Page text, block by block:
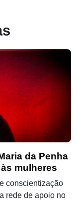
da Penha
mulheres
conscientização
rede de apoio no